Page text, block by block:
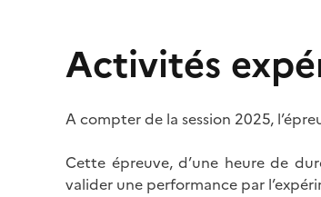
Activités
A compter de la session 2025,
Cette épreuve, d’une heure de
valider une performance par